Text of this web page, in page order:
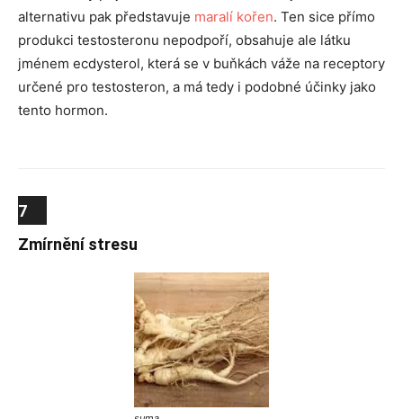
alternativu pak představuje maralí kořen. Ten sice přímo
produkci testosteronu nepodpoří, obsahuje ale látku
jménem ecdysterol, která se v buňkách váže na receptory
určené pro testosteron, a má tedy i podobné účinky jako
tento hormon.
7
Zmírnění stresu